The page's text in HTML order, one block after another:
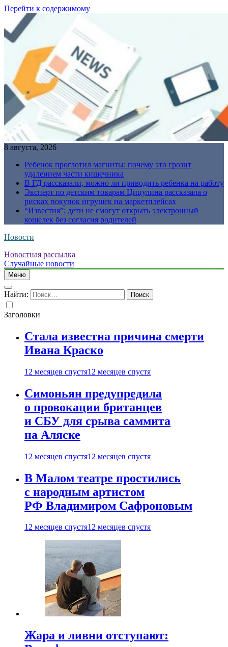
Перейти к содержимому
8 августа, 2026
Ребенок проглотил магниты: почему это грозит
удалением части кишечника
В ГД рассказали, можно ли приводить ребенка на работу
Эксперт по детским товарам Цицулина рассказала о
рисках покупок игрушек на маркетплейсах
“Известия”: дети не смогут открыть электронный
кошелек без согласия родителей
Новости
Новостная рассылка
Случайные новости
Меню
Найти:
Заголовки
Стала известна причина смерти
Ивана Краско
12 месяцев спустя12 месяцев спустя
Симоньян предупредила
о провокации британцев
и СБУ для срыва саммита
на Аляске
12 месяцев спустя12 месяцев спустя
В Малом театре простились
с народным артистом
РФ Владимиром Сафроновым
12 месяцев спустя12 месяцев спустя
Жара и ливни отступают: